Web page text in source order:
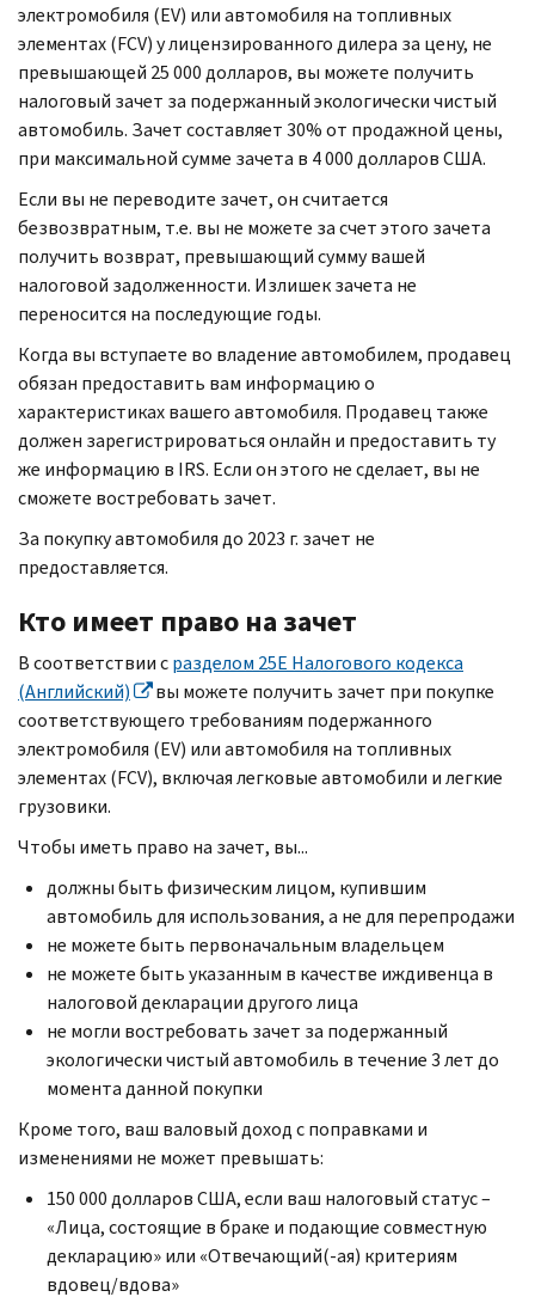
электромобиля (EV) или автомобиля на топливных
элементах (FCV) у лицензированного дилера за цену, не
превышающей 25 000 долларов, вы можете получить
налоговый зачет за подержанный экологически чистый
автомобиль. Зачет составляет 30% от продажной цены,
при максимальной сумме зачета в 4 000 долларов США.
Если вы не переводите зачет, он считается
безвозвратным, т.е. вы не можете за счет этого зачета
получить возврат, превышающий сумму вашей
налоговой задолженности. Излишек зачета не
переносится на последующие годы.
Когда вы вступаете во владение автомобилем, продавец
обязан предоставить вам информацию о
характеристиках вашего автомобиля. Продавец также
должен зарегистрироваться онлайн и предоставить ту
же информацию в IRS. Если он этого не сделает, вы не
сможете востребовать зачет.
За покупку автомобиля до 2023 г. зачет не
предоставляется.
Кто имеет право на зачет
В соответствии сразделом 25E Налогового кодекса
(Английский)
вы можете получить зачет при покупке
соответствующего требованиям подержанного
электромобиля (EV) или автомобиля на топливных
элементах (FCV), включая легковые автомобили и легкие
грузовики.
Чтобы иметь право на зачет, вы...
должны быть физическим лицом, купившим
автомобиль для использования, а не для перепродажи
не можете быть первоначальным владельцем
не можете быть указанным в качестве иждивенца в
налоговой декларации другого лица
не могли востребовать зачет за подержанный
экологически чистый автомобиль в течение 3 лет до
момента данной покупки
Кроме того, ваш валовый доход с поправками и
изменениями не может превышать:
150 000 долларов США, если ваш налоговый статус –
«Лица, состоящие в браке и подающие совместную
декларацию» или «Отвечающий(-ая) критериям
вдовец/вдова»